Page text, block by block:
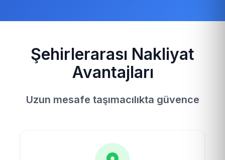
Şehirlerarası Nakliyat
Avantajları
Uzun mesafe taşımacılıkta güvence